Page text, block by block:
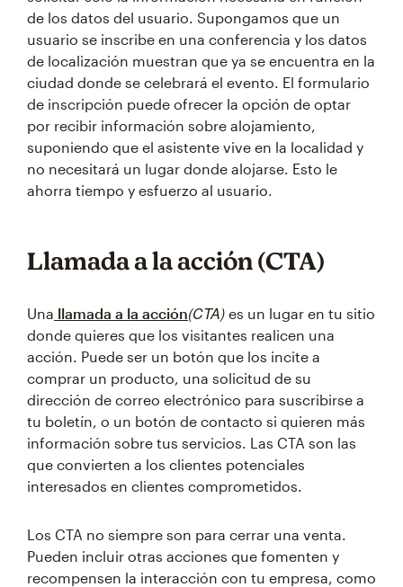
de los datos del usuario. Supongamos que un
usuario se inscribe en una conferencia y los datos
de localización muestran que ya se encuentra en la
ciudad donde se celebrará el evento. El formulario
de inscripción puede ofrecer la opción de optar
por recibir información sobre alojamiento,
suponiendo que el asistente vive en la localidad y
no necesitará un lugar donde alojarse. Esto le
ahorra tiempo y esfuerzo al usuario.
Llamada a la acción (CTA)
Una llamada a la acción(CTA) es un lugar en tu sitio
donde quieres que los visitantes realicen una
acción. Puede ser un botón que los incite a
comprar un producto, una solicitud de su
dirección de correo electrónico para suscribirse a
tu boletín, o un botón de contacto si quieren más
información sobre tus servicios. Las CTA son las
que convierten a los clientes potenciales
interesados en clientes comprometidos.
Los CTA no siempre son para cerrar una venta.
Pueden incluir otras acciones que fomenten y
recompensen la interacción con tu empresa, como